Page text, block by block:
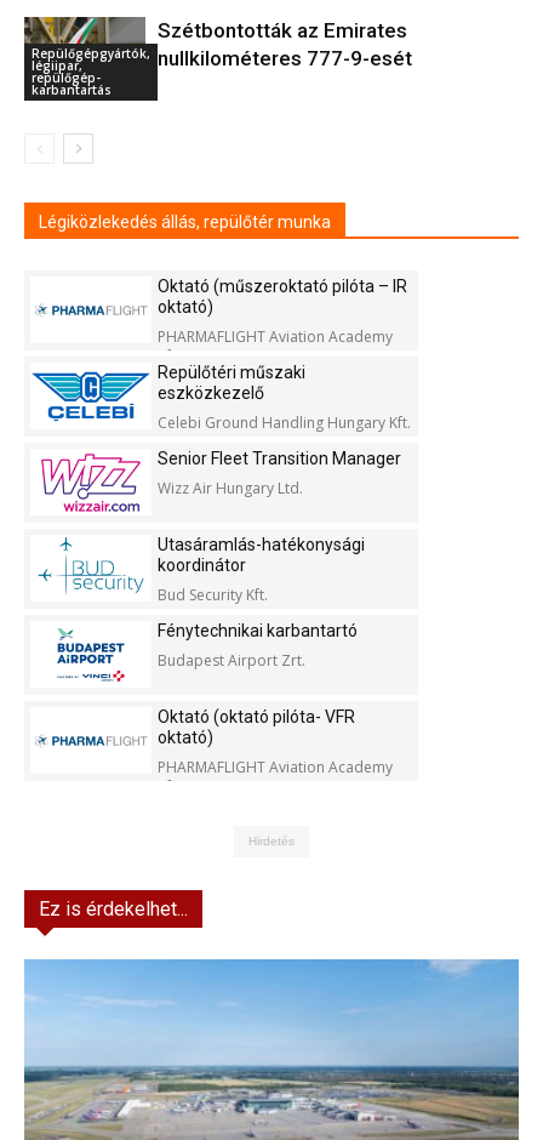
Repülőgépgyártók,
légiipar,
repülőgép-
karbantartás
Szétbontották az Emirates
nullkilométeres 777-9-esét
Légiközlekedés állás, repülőtér munka
Oktató (műszeroktató pilóta – IR
oktató)
PHARMAFLIGHT Aviation Academy
Kft.
Repülőtéri műszaki
eszközkezelő
Celebi Ground Handling Hungary Kft.
Senior Fleet Transition Manager
Wizz Air Hungary Ltd.
Utasáramlás-hatékonysági
koordinátor
Bud Security Kft.
Fénytechnikai karbantartó
Budapest Airport Zrt.
Oktató (oktató pilóta- VFR
oktató)
PHARMAFLIGHT Aviation Academy
Kft.
Hirdetés
Ez is érdekelhet...